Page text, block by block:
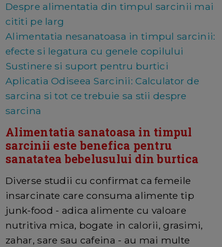
Despre alimentatia din timpul sarcinii mai
cititi pe larg
Alimentatia nesanatoasa in timpul sarcinii:
efecte si legatura cu genele copilului
Sustinere si suport pentru burtici
Aplicatia Odiseea Sarcinii: Calculator de
sarcina si tot ce trebuie sa stii despre
sarcina
Alimentatia sanatoasa in timpul
sarcinii este benefica pentru
sanatatea bebelusului din burtica
Diverse studii cu confirmat ca femeile
insarcinate care consuma alimente tip
junk-food - adica alimente cu valoare
nutritiva mica, bogate in calorii, grasimi,
zahar, sare sau cafeina - au mai multe